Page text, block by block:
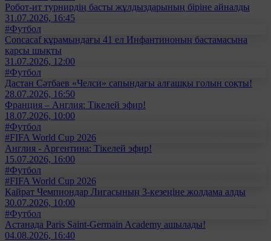
Робот-ит турнирдің басты жұлдыздарының біріне айналды
31.07.2026, 16:45
#Футбол
Concacaf құрамындағы 41 ел Инфантиноның бастамасына
қарсы шықты
31.07.2026, 12:00
#Футбол
Дастан Сәтбаев «Челси» сапындағы алғашқы голын соқты!
28.07.2026, 16:50
Франция – Англия: Тікелей эфир!
18.07.2026, 10:00
#Футбол
#FIFA World Cup 2026
Англия - Аргентина: Тікелей эфир!
15.07.2026, 16:00
#Футбол
#FIFA World Cup 2026
Қайрат Чемпиондар Лигасының 3-кезеңіне жолдама алды
30.07.2026, 10:00
#Футбол
Астанада Paris Saint-Germain Academy ашылады!
04.08.2026, 16:40